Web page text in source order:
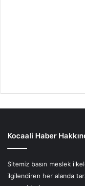
Kocaali Haber
Sitemiz basın meslek
ilgilendiren her alanda